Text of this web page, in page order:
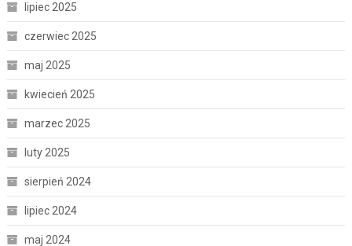
lipiec 2025
czerwiec 2025
maj 2025
kwiecień 2025
marzec 2025
luty 2025
sierpień 2024
lipiec 2024
maj 2024